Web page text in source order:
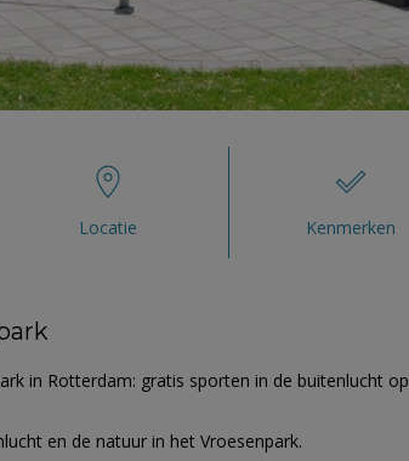
Locatie Kenmerken
in Rotterdam: gratis sporten in de buitenlucht op
en de natuur in het Vroesenpark.